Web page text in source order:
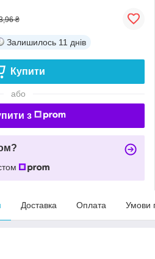
₴
Залишилось 11 днів
Купити
або
з
Доставка Оплата Умови